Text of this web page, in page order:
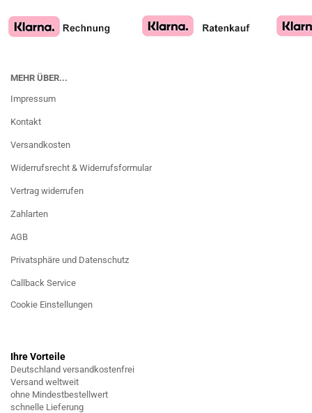
MEHR ÜBER...
Impressum
Kontakt
Versandkosten
Widerrufsrecht & Widerrufsformular
Vertrag widerrufen
Zahlarten
AGB
Privatsphäre und Datenschutz
Callback Service
Cookie Einstellungen
Ihre Vorteile
Deutschland versandkostenfrei
Versand weltweit
ohne Mindestbestellwert
schnelle Lieferung